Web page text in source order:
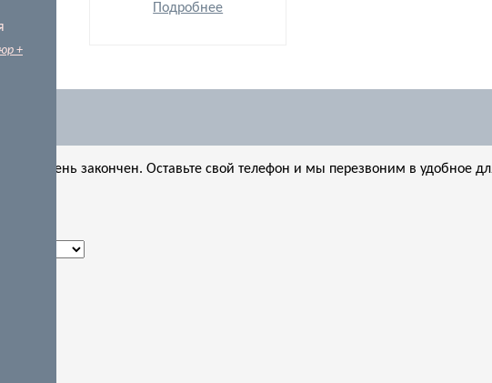
+
Подробнее
день закончен. Оставьте свой телефон и мы перезвоним в удобное